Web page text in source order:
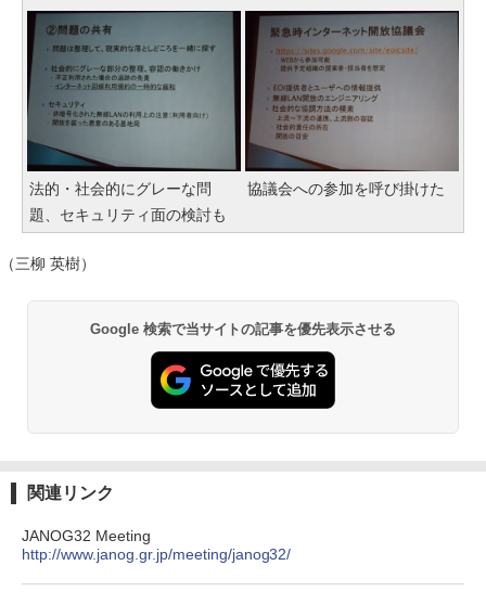
法的・社会的にグレーな問
題、セキュリティ面の検討も
協議会への参加を呼び掛けた
（三柳 英樹）
Google 検索で当サイトの記事を優先表示させる
関連リンク
JANOG32 Meeting
http://www.janog.gr.jp/meeting/janog32/